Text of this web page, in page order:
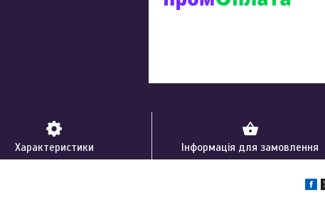
Характеристики Інформація для замовлення